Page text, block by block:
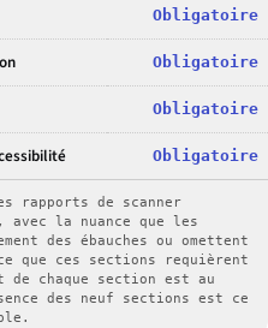
Obligatoire
Obligatoire
Obligatoire
Obligatoire
rapports de scanner
avec la nuance que les
des ébauches ou omettent
que ces sections requièrent
de chaque section est au
des neuf sections est ce